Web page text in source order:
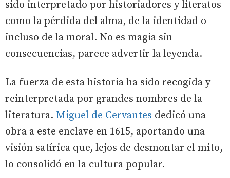
sido interpretado por historiadores y literatos
como la pérdida del alma, de la identidad o
incluso de la moral. No es magia sin
consecuencias, parece advertir la leyenda.
La fuerza de esta historia ha sido recogida y
reinterpretada por grandes nombres de la
literatura. Miguel de Cervantes dedicó una
obra a este enclave en 1615, aportando una
visión satírica que, lejos de desmontar el mito,
lo consolidó en la cultura popular.